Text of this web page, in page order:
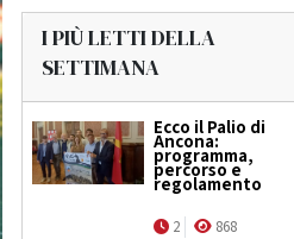
I PIÙ LETTI DELLA
SETTIMANA
Ecco il Palio di
Ancona:
programma,
percorso e
regolamento
2 868